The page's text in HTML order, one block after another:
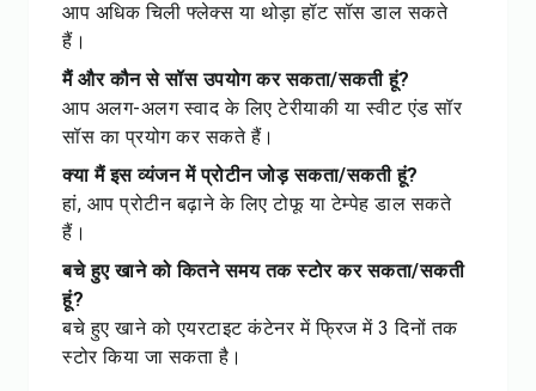
आप अधिक चिली फ्लेक्स या थोड़ा हॉट सॉस डाल सकते
हैं।
मैं और कौन से सॉस उपयोग कर सकता/सकती हूं?
आप अलग-अलग स्वाद के लिए टेरीयाकी या स्वीट एंड सॉर
सॉस का प्रयोग कर सकते हैं।
क्या मैं इस व्यंजन में प्रोटीन जोड़ सकता/सकती हूं?
हां, आप प्रोटीन बढ़ाने के लिए टोफू या टेम्पेह डाल सकते
हैं।
बचे हुए खाने को कितने समय तक स्टोर कर सकता/सकती
हूं?
बचे हुए खाने को एयरटाइट कंटेनर में फ्रिज में 3 दिनों तक
स्टोर किया जा सकता है।